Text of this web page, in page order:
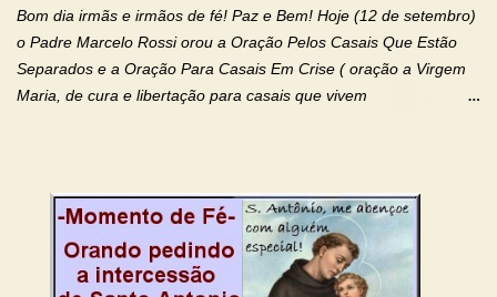
Bom dia irmãs e irmãos de fé! Paz e Bem! Hoje (12 de setembro)
o Padre Marcelo Rossi orou a Oração Pelos Casais Que Estão
Separados e a Oração Para Casais Em Crise ( oração a Virgem
Maria, de cura e libertação para casais que vivem
no programa de rádio Momento de Fé, pela cura dos
relacionamentos. Seu relacionamento está doente? Você está
sofrendo? Então ouça o Momento de Fé e entre nesta corrente
de orações abençoadas, d eixe o Amor Ágape de Jesus curar e